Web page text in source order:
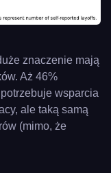
znaczenie mają
Aż 46%
wsparcia
ale taką samą
(mimo, że